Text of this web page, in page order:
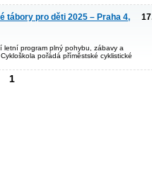
tábory pro děti 2025 – Praha 4,
letní program plný pohybu, zábavy a
pořádá příměstské cyklistické
1